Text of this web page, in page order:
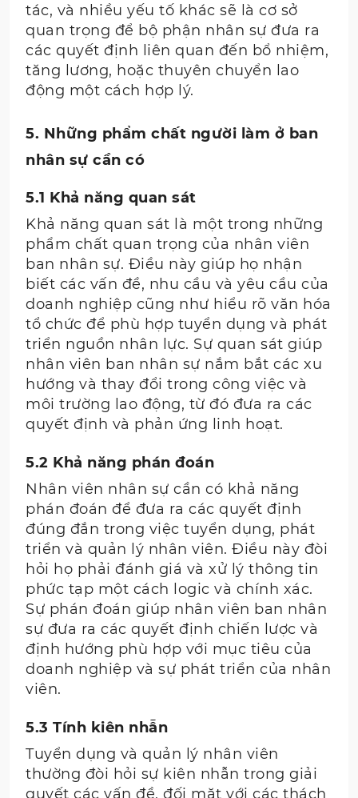
tác, và nhiều yếu tố khác sẽ là cơ sở
quan trọng để bộ phận nhân sự đưa ra
các quyết định liên quan đến bổ nhiệm,
tăng lương, hoặc thuyên chuyển lao
động một cách hợp lý.
5. Những phẩm chất người làm ở ban
nhân sự cần có
5.1 Khả năng quan sát
Khả năng quan sát là một trong những
phẩm chất quan trọng của nhân viên
ban nhân sự. Điều này giúp họ nhận
biết các vấn đề, nhu cầu và yêu cầu của
doanh nghiệp cũng như hiểu rõ văn hóa
tổ chức để phù hợp tuyển dụng và phát
triển nguồn nhân lực. Sự quan sát giúp
nhân viên ban nhân sự nắm bắt các xu
hướng và thay đổi trong công việc và
môi trường lao động, từ đó đưa ra các
quyết định và phản ứng linh hoạt.
5.2 Khả năng phán đoán
Nhân viên nhân sự cần có khả năng
phán đoán để đưa ra các quyết định
đúng đắn trong việc tuyển dụng, phát
triển và quản lý nhân viên. Điều này đòi
hỏi họ phải đánh giá và xử lý thông tin
phức tạp một cách logic và chính xác.
Sự phán đoán giúp nhân viên ban nhân
sự đưa ra các quyết định chiến lược và
định hướng phù hợp với mục tiêu của
doanh nghiệp và sự phát triển của nhân
viên.
5.3 Tính kiên nhẫn
Tuyển dụng và quản lý nhân viên
thường đòi hỏi sự kiên nhẫn trong giải
quyết các vấn đề, đối mặt với các thách